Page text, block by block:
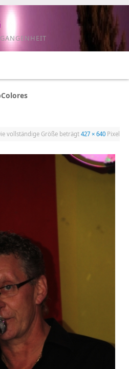
vollständige Größe beträgt 427 × 640Pixel